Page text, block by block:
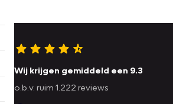
Wij krijgen gemiddeld een 9.3
o.b.v. ruim 1.222 reviews